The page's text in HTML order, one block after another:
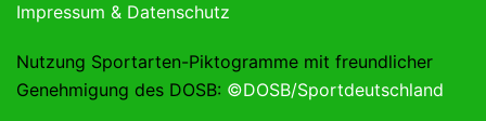
Impressum & Datenschutz
Nutzung Sportarten-Piktogramme mit freundlicher
Genehmigung des DOSB: ©DOSB/Sportdeutschland